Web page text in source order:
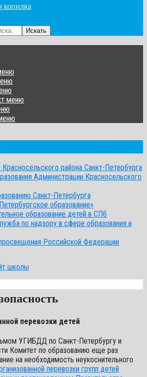
копилка
Искать
меню
района Санкт-Петербурга
Администрации Красносельского
Санкт-Петербурга
образование»
образование детей в СПб
по надзору в сфере образования и
Российской Федерации
школы
перевозки детей
УГИБДД по Санкт-Петербургу и
Комитет по образованию еще раз
на необходимость неукоснительного
перевозки групп детей